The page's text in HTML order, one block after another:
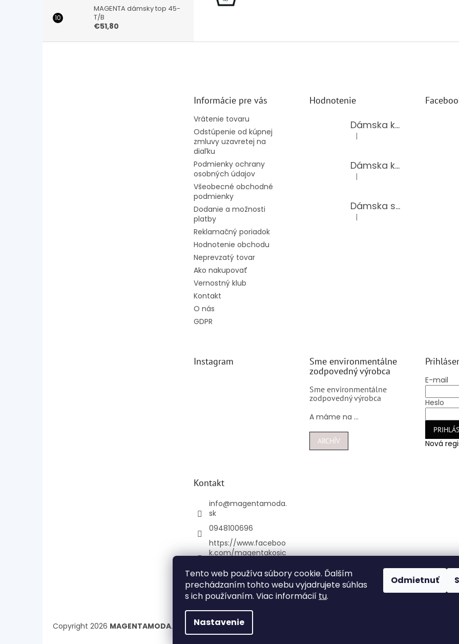
Tento web používa súbory cookie. Ďalším
prechádzaním tohto webu vyjadrujete súhlas
s ich používaním. Viac informácií tu.
Nastavenie
Odmietnuť
MAGENTA dámsky top 45-
T/B
€51,80
Informácie pre vás
Vrátenie tovaru
Odstúpenie od kúpnej
zmluvy uzavretej na
diaľku
Podmienky ochrany
osobných údajov
Všeobecné obchodné
podmienky
Dodanie a možnosti
platby
Reklamačný poriadok
Hodnotenie obchodu
Neprevzatý tovar
Ako nakupovať
Vernostný klub
Kontakt
O nás
GDPR
Hodnotenie
Dámska kožená kabelka LAURA BIAGGI 944-PINK
Hodnotenie produktu je 5 z 5
|
Dámska kožená kabelka TS04-519/JEANS BLUE
Hodnotenie produktu je 5 z 5
|
Dámska súprava 62875/BLACK
Hodnotenie produktu je 5 z 5
|
Instagram
Sme environmentálne
zodpovedný výrobca
Sme environmentálne
zodpovedný výrobca
A máme na ...
ARCHÍV
E-mail
Heslo
Nová
Kontakt
info@magentamoda.
sk
0948100696
https://www.faceboo
k.com/magentakosic
magenta_kosice/
+421948100696
Copyright 2026 MAGENTAMODA. Všetky práva vyhradené.